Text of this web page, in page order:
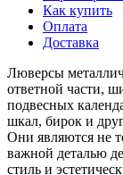
Как купить
Оплата
Доставка
Люверсы
ответной части,
подвесных
шкал, бирок и
Они являются не
важной деталью
стиль и